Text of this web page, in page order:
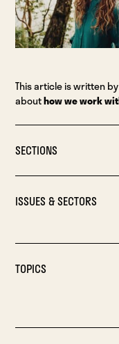
This article is written
abouthow we work
SECTIONS
ISSUES & SECTORS
TOPICS